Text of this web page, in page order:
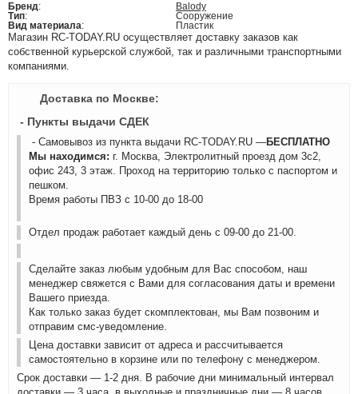
Бренд:
Balody
Тип:
Сооружение
Вид материала: Пластик
Магазин RC-TODAY.RU осуществляет доставку заказов как
собственной курьерской службой, так и различными транспортными
компаниями.
Доставка по Москве:
- Пункты выдачи СДЕК
- Самовывоз из пункта выдачи RC-TODAY.RU —БЕСПЛАТНО
Мы находимся: г. Москва, Электролитный проезд дом 3с2,
офис 243, 3 этаж. Проход на территорию только с паспортом и
пешком.
Время работы ПВЗ с 10-00 до 18-00
Отдел продаж работает каждый день с 09-00 до 21-00.
Сделайте заказ любым удобным для Вас способом, наш
менеджер свяжется с Вами для согласования даты и времени
Вашего приезда.
Как только заказ будет скомплектован, мы Вам позвоним и
отправим смс-уведомление.
Цена доставки зависит от адреса и рассчитывается
самостоятельно в корзине или по телефону с менеджером.
Срок доставки — 1-2 дня. В рабочие дни минимальный интервал